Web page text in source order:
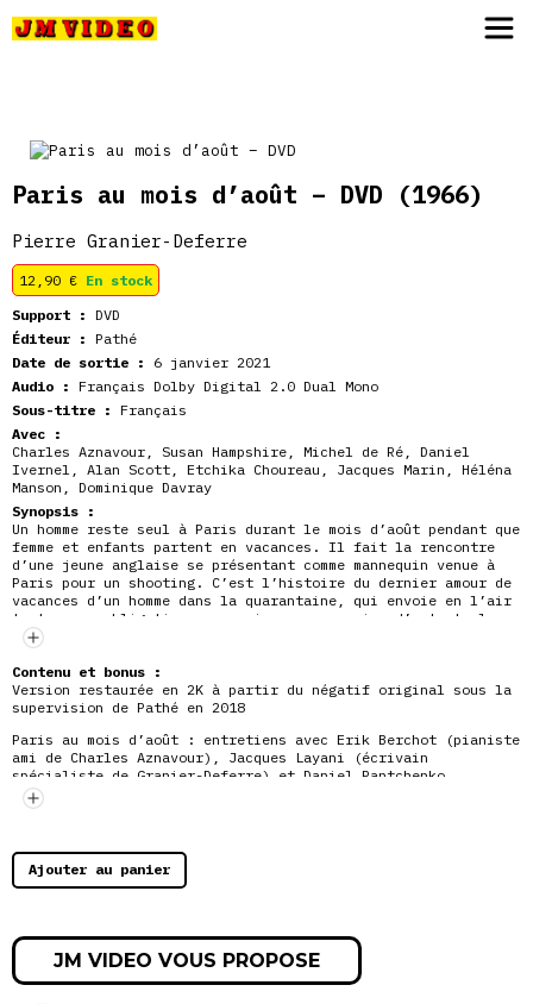
Paris au mois d’août – DVD (1966)
Pierre Granier-Deferre
12,90 € En stock
Support : DVD
Éditeur : Pathé
Date de sortie :
6 janvier 2021
Audio : Français Dolby Digital 2.0 Dual Mono
Sous-titre : Français
Avec :
Charles Aznavour , Susan Hampshire , Michel de Ré , Daniel
Ivernel , Alan Scott , Etchika Choureau , Jacques Marin , Héléna
Manson , Dominique Davray
Synopsis :
Un homme reste seul à Paris durant le mois d’août pendant que
femme et enfants partent en vacances. Il fait la rencontre
d’une jeune anglaise se présentant comme mannequin venue à
Paris pour un shooting. C’est l’histoire du dernier amour de
vacances d’un homme dans la quarantaine, qui envoie en l’air
toutes ses obligations pour vivre une passion d’autant plus
forte qu’elle est condamnée par la fin des vacances.
Contenu et bonus :
Version restaurée en 2K à partir du négatif original sous la
supervision de Pathé en 2018
Paris au mois d’août : entretiens avec Erik Berchot (pianiste
ami de Charles Aznavour), Jacques Layani (écrivain
spécialiste de Granier-Deferre) et Daniel Pantchenko
(écrivain biographe de Charles Aznavour) (28’13 »)
Actualités Pathé :
– Les coulisses d’Aznavour (4’55 »)
– La vie du cinéma (3’10 »)
Ajouter au panier
JM VIDEO VOUS PROPOSE